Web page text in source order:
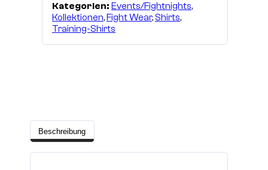
Kategorien: Events/Fightnights,
Kollektionen,Fight Wear,Shirts,
Training-Shirts
Beschreibung